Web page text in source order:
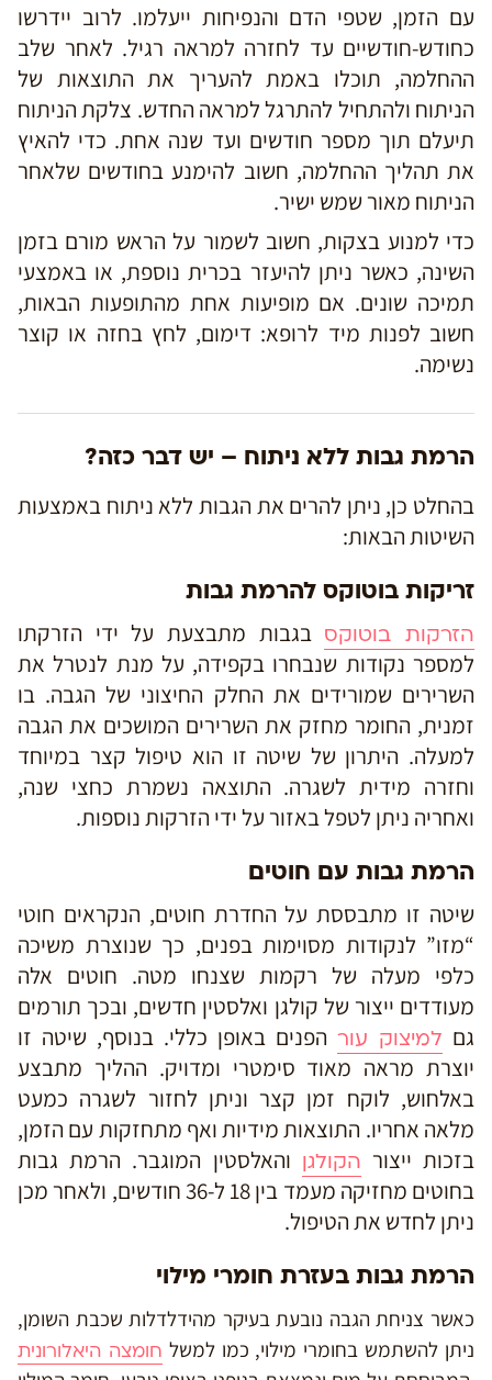
עם הזמן, שטפי הדם והנפיחות ייעלמו. לרוב יידרשו
כחודש-חודשיים עד לחזרה למראה רגיל. לאחר שלב
ההחלמה, תוכלו באמת להעריך את התוצאות של
הניתוח ולהתחיל להתרגל למראה החדש. צלקת הניתוח
תיעלם תוך מספר חודשים ועד שנה אחת. כדי להאיץ
את תהליך ההחלמה, חשוב להימנע בחודשים שלאחר
הניתוח מאור שמש ישיר.
כדי למנוע בצקות, חשוב לשמור על הראש מורם בזמן
השינה, כאשר ניתן להיעזר בכרית נוספת, או באמצעי
תמיכה שונים. אם מופיעות אחת מהתופעות הבאות,
חשוב לפנות מיד לרופא: דימום, לחץ בחזה או קוצר
נשימה.
הרמת גבות ללא ניתוח – יש דבר כזה?
בהחלט כן, ניתן להרים את הגבות ללא ניתוח באמצעות
השיטות הבאות:
זריקות בוטוקס להרמת גבות
הזרקות בוטוקס בגבות מתבצעת על ידי הזרקתו
למספר נקודות שנבחרו בקפידה, על מנת לנטרל את
השרירים שמורידים את החלק החיצוני של הגבה. בו
זמנית, החומר מחזק את השרירים המושכים את הגבה
למעלה. היתרון של שיטה זו הוא טיפול קצר במיוחד
וחזרה מידית לשגרה. התוצאה נשמרת כחצי שנה,
ואחריה ניתן לטפל באזור על ידי הזרקות נוספות.
הרמת גבות עם חוטים
שיטה זו מתבססת על החדרת חוטים, הנקראים חוטי
“מזו” לנקודות מסוימות בפנים, כך שנוצרת משיכה
כלפי מעלה של רקמות שצנחו מטה. חוטים אלה
מעודדים ייצור של קולגן ואלסטין חדשים, ובכך תורמים
גם למיצוק עור הפנים באופן כללי. בנוסף, שיטה זו
יוצרת מראה מאוד סימטרי ומדויק. ההליך מתבצע
באלחוש, לוקח זמן קצר וניתן לחזור לשגרה כמעט
מלאה אחריו. התוצאות מידיות ואף מתחזקות עם הזמן,
בזכות ייצור הקולגן והאלסטין המוגבר. הרמת גבות
בחוטים מחזיקה מעמד בין 18 ל-36 חודשים, ולאחר מכן
ניתן לחדש את הטיפול.
הרמת גבות בעזרת חומרי מילוי
כאשר צניחת הגבה נובעת בעיקר מהידלדלות שכבת השומן,
ניתן להשתמש בחומרי מילוי, כמו למשל חומצה היאלורונית